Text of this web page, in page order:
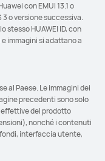
con EMUI 13.1 o
o versione successiva.
stesso HUAWEI ID, con
immagini si adattano a
al Paese. Le immagini dei
precedenti sono solo
del prodotto
nonché i contenuti
interfaccia utente,